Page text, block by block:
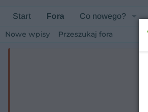
Start Fora Co nowego?
Nowe wpisy Przeszukaj fora